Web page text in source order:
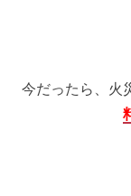
今だったら、火